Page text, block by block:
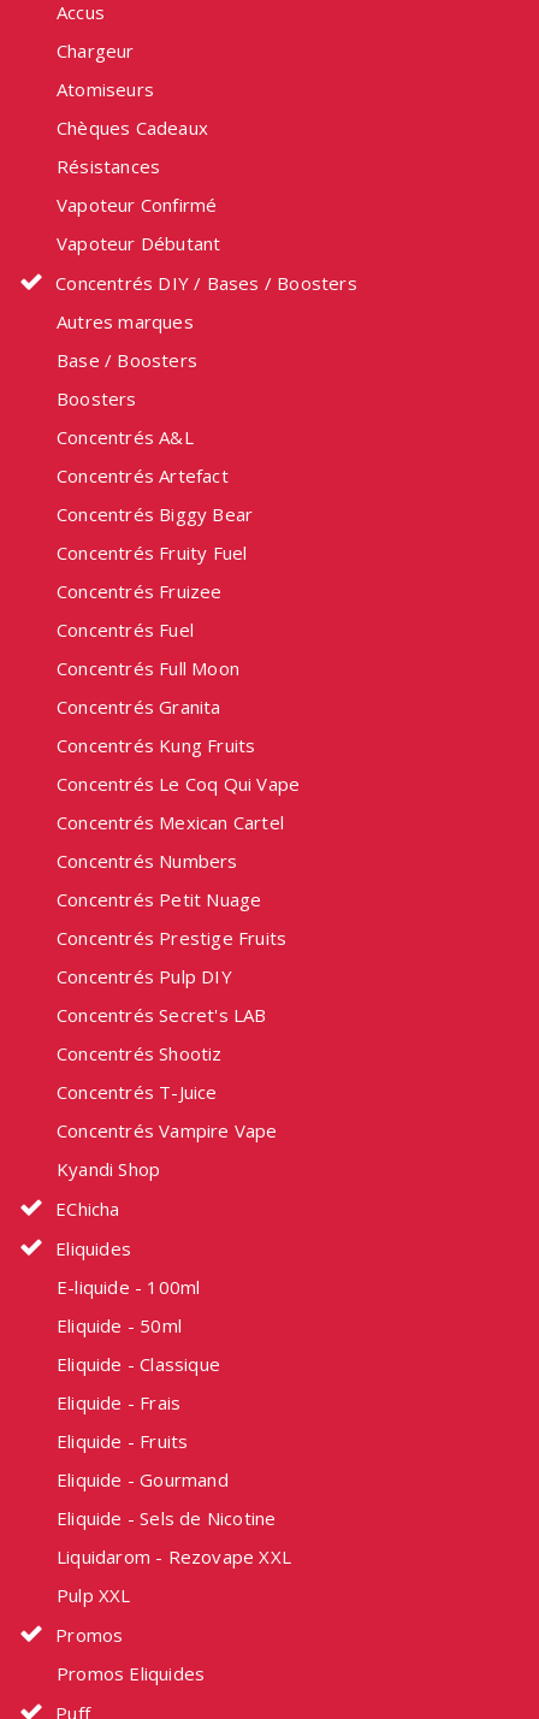
Accus
Chargeur
Atomiseurs
Chèques Cadeaux
Résistances
Vapoteur Confirmé
Vapoteur Débutant
Concentrés DIY / Bases / Boosters
Autres marques
Base / Boosters
Boosters
Concentrés A&L
Concentrés Artefact
Concentrés Biggy Bear
Concentrés Fruity Fuel
Concentrés Fruizee
Concentrés Fuel
Concentrés Full Moon
Concentrés Granita
Concentrés Kung Fruits
Concentrés Le Coq Qui Vape
Concentrés Mexican Cartel
Concentrés Numbers
Concentrés Petit Nuage
Concentrés Prestige Fruits
Concentrés Pulp DIY
Concentrés Secret's LAB
Concentrés Shootiz
Concentrés T-Juice
Concentrés Vampire Vape
Kyandi Shop
EChicha
Eliquides
E-liquide - 100ml
Eliquide - 50ml
Eliquide - Classique
Eliquide - Frais
Eliquide - Fruits
Eliquide - Gourmand
Eliquide - Sels de Nicotine
Liquidarom - Rezovape XXL
Pulp XXL
Promos
Promos Eliquides
Puff